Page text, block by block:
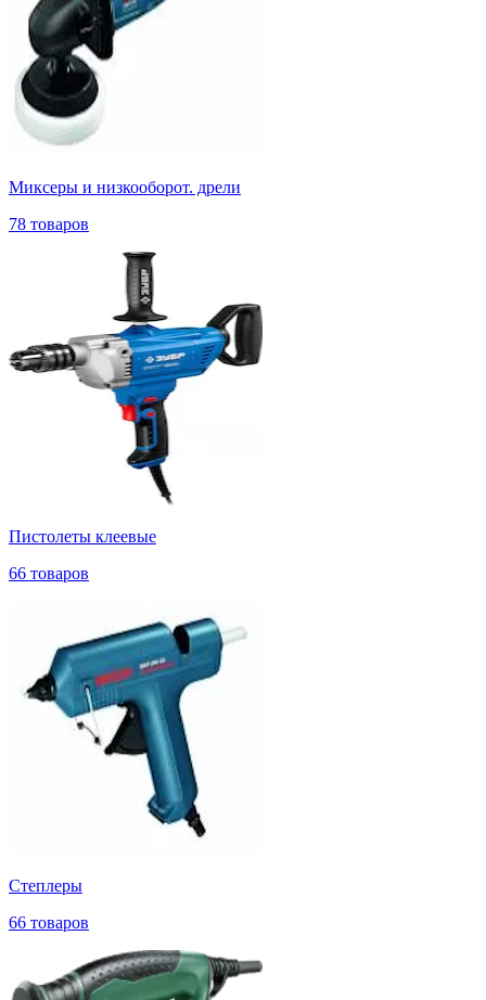
Миксеры и низкооборот. дрели
78 товаров
Пистолеты клеевые
66 товаров
Степлеры
66 товаров